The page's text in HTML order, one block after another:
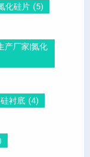
晶
化硅片 (5)
产厂家|氮化
硅衬底 (4)